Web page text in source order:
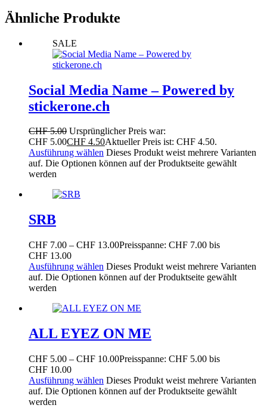
Ähnliche Produkte
SALE
Social Media Name – Powered by
stickerone.ch
CHF5.00 Ursprünglicher Preis war:
CHF 5.00CHF 4.50Aktueller Preis ist: CHF 4.50.
Ausführung wählen Dieses Produkt weist mehrere Varianten
auf. Die Optionen können auf der Produktseite gewählt
werden
SRB
CHF 7.00 – CHF 13.00Preisspanne: CHF 7.00 bis
CHF 13.00
Ausführung wählen Dieses Produkt weist mehrere Varianten
auf. Die Optionen können auf der Produktseite gewählt
werden
ALL EYEZ ON ME
CHF 5.00 – CHF 10.00Preisspanne: CHF 5.00 bis
CHF 10.00
Ausführung wählen Dieses Produkt weist mehrere Varianten
auf. Die Optionen können auf der Produktseite gewählt
werden